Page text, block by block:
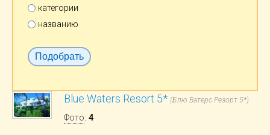
Blue Waters Resort 5* (Блю Ватерс Резорт 5*)
Фото: 4
категории
названию